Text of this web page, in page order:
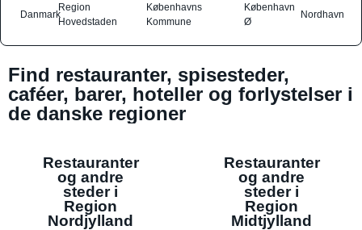
Danmark
Region
Hovedstaden
Københavns
Kommune
København
Ø
Nordhavn
Find restauranter, spisesteder,
caféer, barer, hoteller og forlystelser i
de danske regioner
Restauranter
og andre
steder i
Region
Nordjylland
Restauranter
og andre
steder i
Region
Midtjylland